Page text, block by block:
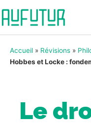
Accueil » Révisions »
Hobbes et Locke :
Le